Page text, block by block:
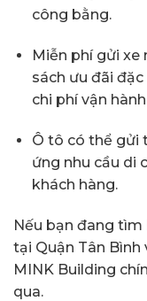
công bằng.
Miễn phí gửi xe
sách ưu đãi
chi phí vận
Ô tô có thể gửi
ứng nhu cầu di
khách hàng.
Nếu bạn đang
tại Quận Tân Bình
MINK Building
qua.